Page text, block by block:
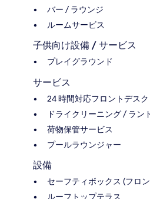
バー / ラウンジ
ルームサービス
子供向け設備 / サービス
プレイグラウンド
サービス
24 時間対応フロントデスク
ドライクリーニング / ラン
荷物保管サービス
プールラウンジャー
設備
セーフティボックス (フロ
ルーフトップテラス